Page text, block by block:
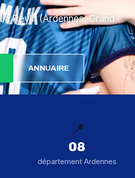
à Revin (Ardennes, Grand
ANNUAIRE
📍
08
département Ardennes